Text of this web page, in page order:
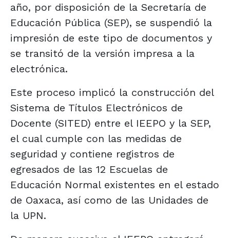
año, por disposición de la Secretaría de
Educación Pública (SEP), se suspendió la
impresión de este tipo de documentos y
se transitó de la versión impresa a la
electrónica.
Este proceso implicó la construcción del
Sistema de Títulos Electrónicos de
Docente (SITED) entre el IEEPO y la SEP,
el cual cumple con las medidas de
seguridad y contiene registros de
egresados de las 12 Escuelas de
Educación Normal existentes en el estado
de Oaxaca, así como de las Unidades de
la UPN.